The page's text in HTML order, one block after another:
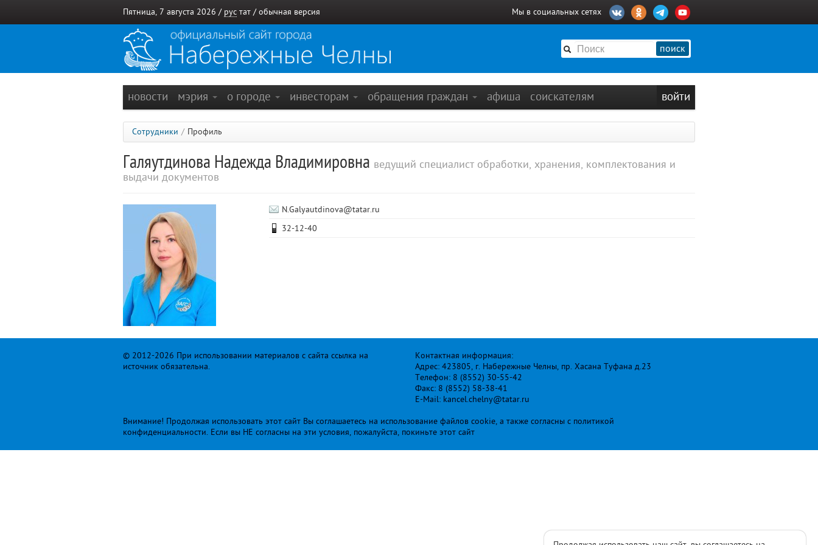
Пятница, 7 августа 2026 / рус тат / обычная версия Мы в социальных сетях
поиск
новости мэрия о городе инвесторам обращения граждан афиша соискателям войти
Сотрудники / Профиль
Галяутдинова Надежда Владимировна ведущий специалист обработки, хранения, комплектования и
выдачи документов
N.Galyautdinova@tatar.ru
32-12-40
© 2012-2026 При использовании материалов с сайта ссылка на
источник обязательна.
Контактная информация:
Адрес: 423805, г. Набережные Челны, пр. Хасана Туфана д.23
Телефон: 8 (8552) 30-55-42
Факс: 8 (8552) 58-38-41
E-Mail: kancel.chelny@tatar.ru
Внимание! Продолжая использовать этот сайт Вы соглашаетесь на использование файлов cookie, а также согласны с политикой
конфиденциальности. Если вы НЕ согласны на эти условия, пожалуйста, покиньте этот сайт